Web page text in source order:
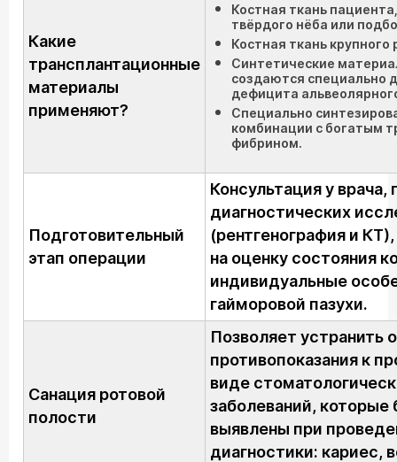
Какие
трансплантационные
материалы
применяют?
Костная ткань
твёрдого нёба или
Костная ткань крупного
Синтетические
создаются специально
дефицита
Специально
комбинации с богатым
фибрином.
Подготовительный
этап операции
Консультация у врача,
диагностических
(рентгенография и
на оценку состояния
индивидуальные
гайморовой пазухи.
Санация ротовой
полости
Позволяет устранить
противопоказания к
виде
заболеваний, которые
выявлены при
диагностики: кариес,